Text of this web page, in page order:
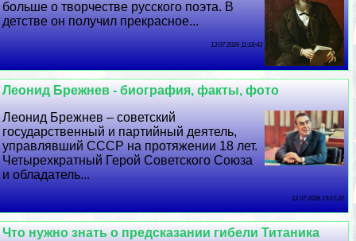
больше о творчестве русского поэта. В
детстве он получил прекрасное...
13 07 2026 11:18:43
Леонид Брежнев - биография, факты, фото
Леонид Брежнев – советский
государственный и партийный деятель,
управлявший СССР на протяжении 18 лет.
Четырехкратный Герой Советского Союза
и обладатель...
12 07 2026 15:17:22
Что нужно знать о предсказании гибели Титаника